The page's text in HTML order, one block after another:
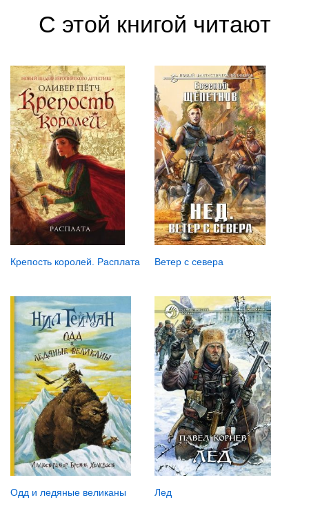
С этой книгой читают
Крепость королей. Расплата Ветер с севера
Одд и ледяные великаны Лед